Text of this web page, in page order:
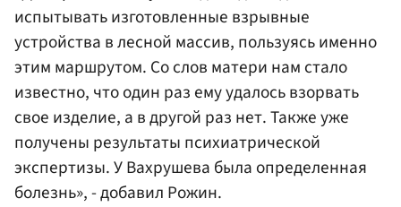
испытывать изготовленные взрывные
устройства в лесной массив, пользуясь именно
этим маршрутом. Со слов матери нам стало
известно, что один раз ему удалось взорвать
свое изделие, а в другой раз нет. Также уже
получены результаты психиатрической
экспертизы. У Вахрушева была определенная
болезнь», - добавил Рожин.